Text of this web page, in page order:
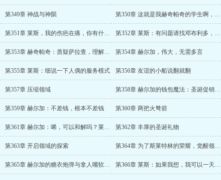
第349章 神战与神陨 第350章 这就是我赫奇帕奇的学生啊，你斯莱特林有这么优秀的学生吗？
第351章 莱斯，我的伤疤在痛，你有什么头绪吗？ 第352章 莱斯：有问题请找邓布利多，他才是校长
第353章 赫奇帕奇：质疑萨拉查，理解萨拉查，成为萨拉查 第354章 赫尔加，伟大，无需多言
第355章 莱斯：细说一下人偶的服务模式 第356章 友谊的小船说翻就翻
第357章 压缩领域 第358章 赫尔加的钱包魔法：圣诞促销（二合一）
第359章 赫尔加：不差钱，根本不差钱 第360章 两把火弩箭
第361章 赫尔加：唏，可以和解吗？莱斯：此时此刻？！你莫不是在说笑！ 第362章 丰厚的圣诞礼物
第363章 开启领域的探索 第364章 为了斯莱特林的荣耀，觉醒领域吧
第365章 赫尔加的糖衣炮弹与拿人嘴软的萨拉查 第366章 莱斯：如果我想，我可以一天工作二十四小时